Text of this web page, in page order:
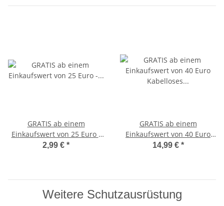
GRATIS ab einem
Einkaufswert von 25 Euro -
Elektronischer Counter
2,99 € *
GRATIS ab einem
Einkaufswert von 40 Euro
Kabelloses Springseil mit
14,99 € *
Weitere Schutzausrüstung